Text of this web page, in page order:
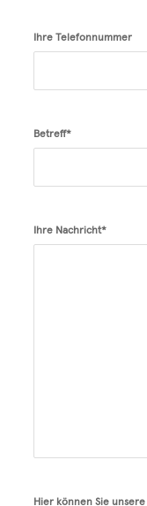
Ihre Telefonnummer
Betreff*
Ihre Nachricht*
Hier können Sie unsere